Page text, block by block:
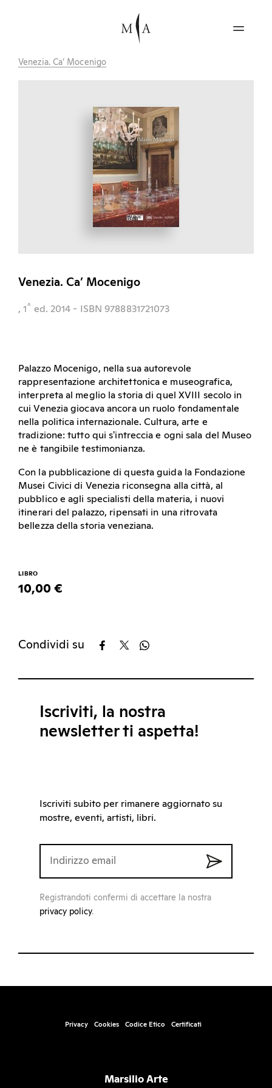
Venezia. Ca’ Mocenigo
Venezia. Ca’ Mocenigo
, 1^ ed. 2014 - ISBN 9788831721073
Palazzo Mocenigo, nella sua autorevole
rappresentazione architettonica e museografica,
interpreta al meglio la storia di quel XVIII secolo in
cui Venezia giocava ancora un ruolo fondamentale
nella politica internazionale. Cultura, arte e
tradizione: tutto qui s'intreccia e ogni sala del Museo
ne è tangibile testimonianza.
Con la pubblicazione di questa guida la Fondazione
Musei Civici di Venezia riconsegna alla città, al
pubblico e agli specialisti della materia, i nuovi
itinerari del palazzo, ripensati in una ritrovata
bellezza della storia veneziana.
LIBRO
10,00 €
Condividi su
Iscriviti, la nostra
newsletter ti aspetta!
Iscriviti subito per rimanere aggiornato su
mostre, eventi, artisti, libri.
Registrandoti confermi di accettare la nostra
privacy policy.
Privacy Cookies Codice Etico Certificati
Marsilio Arte